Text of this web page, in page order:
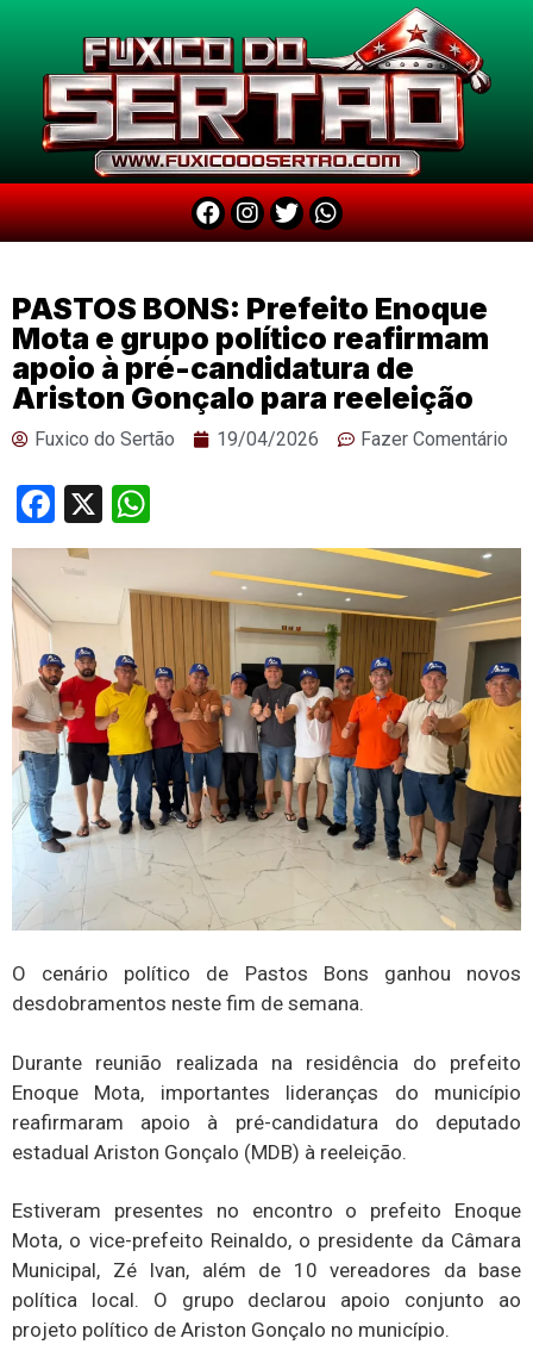
PASTOS BONS: Prefeito Enoque
Mota e grupo político reafirmam
apoio à pré-candidatura de
Ariston Gonçalo para reeleição
Fuxico do Sertão 19/04/2026 Fazer Comentário
Facebook
X
O cenário político de Pastos Bons ganhou novos
desdobramentos neste fim de semana.
Durante reunião realizada na residência do prefeito
Enoque Mota, importantes lideranças do município
reafirmaram apoio à pré-candidatura do deputado
estadual Ariston Gonçalo (MDB) à reeleição.
Estiveram presentes no encontro o prefeito Enoque
Mota, o vice-prefeito Reinaldo, o presidente da Câmara
Municipal, Zé Ivan, além de 10 vereadores da base
política local. O grupo declarou apoio conjunto ao
projeto político de Ariston Gonçalo no município.